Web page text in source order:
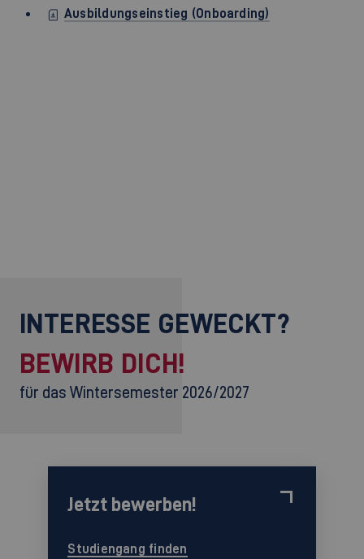
Ausbildungseinstieg (Onboarding)
INTERESSE GEWECKT?
BEWIRB DICH!
für das Wintersemester 2026/2027
Jetzt bewerben!
Studiengang finden